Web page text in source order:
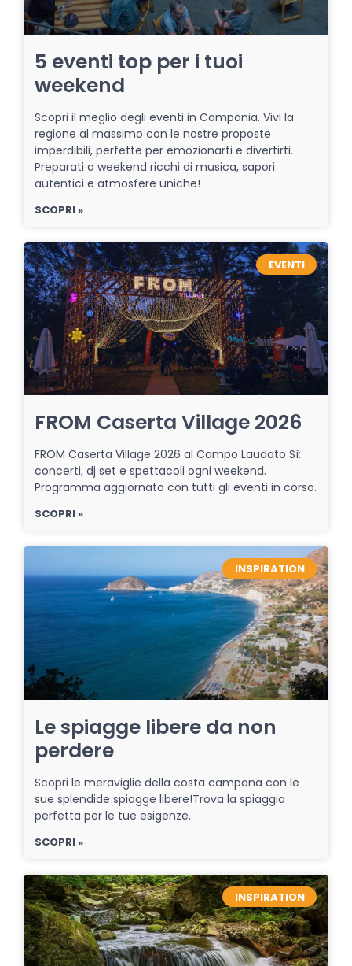
5 eventi top per i tuoi
weekend
Scopri il meglio degli eventi in Campania. Vivi la
regione al massimo con le nostre proposte
imperdibili, perfette per emozionarti e divertirti.
Preparati a weekend ricchi di musica, sapori
autentici e atmosfere uniche!
SCOPRI »
EVENTI
FROM Caserta Village 2026
FROM Caserta Village 2026 al Campo Laudato Sì:
concerti, dj set e spettacoli ogni weekend.
Programma aggiornato con tutti gli eventi in corso.
SCOPRI »
INSPIRATION
Le spiagge libere da non
perdere
Scopri le meraviglie della costa campana con le
sue splendide spiagge libere!Trova la spiaggia
perfetta per le tue esigenze.
SCOPRI »
INSPIRATION